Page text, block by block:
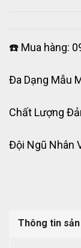
☎️ Mua hàng:
Đa Dạng Mẫu
Chất Lượng
Đội Ngũ Nhân
Thông tin sản